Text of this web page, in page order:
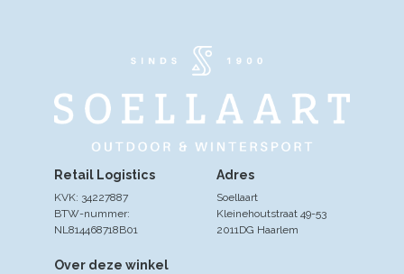
Over deze winkel
Adres
Soellaart
Kleinehoutstraat 49-53
2011DG Haarlem
Retail Logistics
KVK: 34227887
BTW-nummer:
NL814468718B01